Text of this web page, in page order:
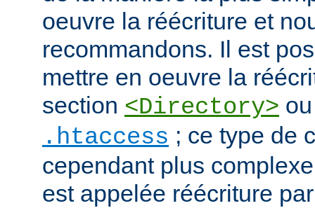
oeuvre la réécriture et
recommandons. Il est
mettre en oeuvre la
section <Directory>
.htaccess ; ce type de
cependant plus
est appelée réécriture